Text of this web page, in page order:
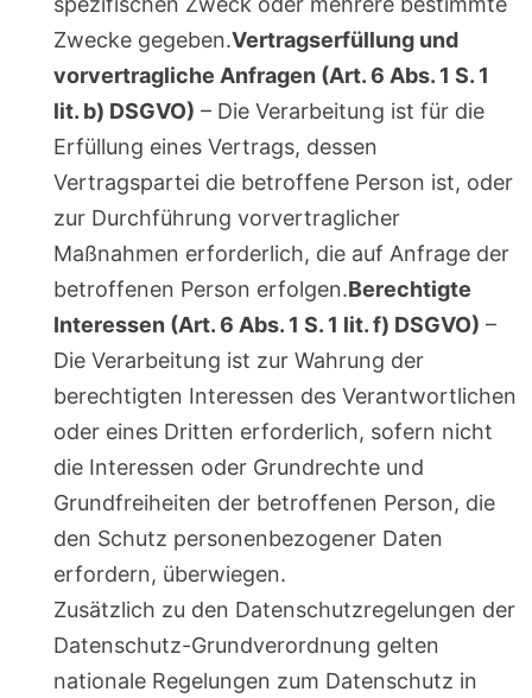
Zwecke gegeben.Vertragserfüllung und
vorvertragliche Anfragen (Art. 6 Abs. 1 S. 1
lit. b) DSGVO) – Die Verarbeitung ist für die
Erfüllung eines Vertrags, dessen
Vertragspartei die betroffene Person ist, oder
zur Durchführung vorvertraglicher
Maßnahmen erforderlich, die auf Anfrage der
betroffenen Person erfolgen.Berechtigte
Interessen (Art. 6 Abs. 1 S. 1 lit. f) DSGVO) –
Die Verarbeitung ist zur Wahrung der
berechtigten Interessen des Verantwortlichen
oder eines Dritten erforderlich, sofern nicht
die Interessen oder Grundrechte und
Grundfreiheiten der betroffenen Person, die
den Schutz personenbezogener Daten
erfordern, überwiegen.
Zusätzlich zu den Datenschutzregelungen der
Datenschutz-Grundverordnung gelten
nationale Regelungen zum Datenschutz in